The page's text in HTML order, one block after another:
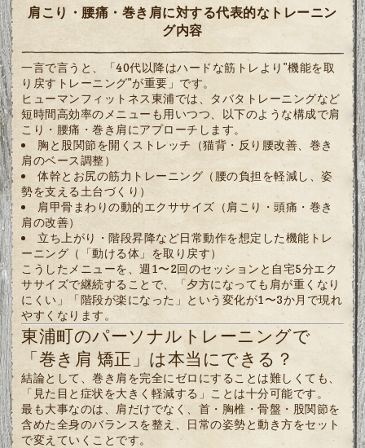
肩こり・腰痛・巻き肩に対する代表的なトレーニン
グ内容
一言で言うと、「40代以降はハードな筋トレより"機能を取
り戻すトレーニング"が重要」です。
ヒューマンフィットネス東浦では、タバタトレーニングなど
短時間高効率のメニューも用いつつ、以下のような構成で肩
こり・腰痛・巻き肩にアプローチします。
胸と股関節を開くストレッチ（猫背・反り腰改善、巻き
肩のベース調整）
体幹とお尻の筋力トレーニング（腰の負担を軽減し、姿
勢を支える土台づくり）
肩甲骨まわりの動的エクササイズ（肩こり・頭痛・巻き
肩の改善）
立ち上がり・階段昇降など日常動作を想定した機能トレ
ーニング（「動ける体」を取り戻す）
こうしたメニューを、週1〜2回のセッションと自宅5分エク
ササイズで継続することで、「夕方になっても肩が重くなり
にくい」「階段が楽になった」という変化が1〜3か月で現れ
やすくなります。
東浦町のパーソナルトレーニングで
「巻き肩 矯正」は本当にできる？
結論として、巻き肩を完全にゼロにすることは難しくても、
「見た目と症状を大きく軽減する」ことは十分可能です。
最も大事なのは、肩だけでなく、首・胸椎・骨盤・股関節を
含めた全身のバランスを整え、日常の姿勢と動き方をセット
で変えていくことです。